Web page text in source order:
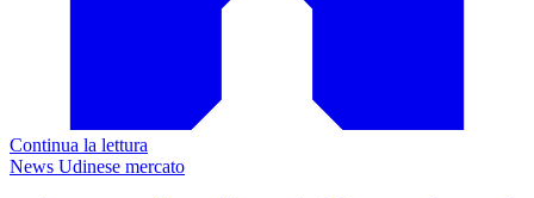
Continua la lettura
News Udinese mercato